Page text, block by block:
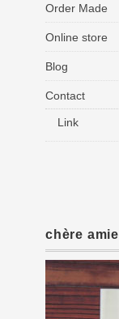
Order Made
Online store
Blog
Contact
Link
chère amie